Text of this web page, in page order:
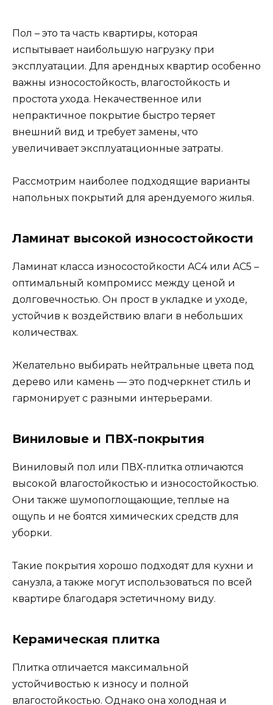
Пол – это та часть квартиры, которая
испытывает наибольшую нагрузку при
эксплуатации. Для арендных квартир особенно
важны износостойкость, влагостойкость и
простота ухода. Некачественное или
непрактичное покрытие быстро теряет
внешний вид и требует замены, что
увеличивает эксплуатационные затраты.
Рассмотрим наиболее подходящие варианты
напольных покрытий для арендуемого жилья.
Ламинат высокой износостойкости
Ламинат класса износостойкости AC4 или AC5 –
оптимальный компромисс между ценой и
долговечностью. Он прост в укладке и уходе,
устойчив к воздействию влаги в небольших
количествах.
Желательно выбирать нейтральные цвета под
дерево или камень — это подчеркнет стиль и
гармонирует с разными интерьерами.
Виниловые и ПВХ-покрытия
Виниловый пол или ПВХ-плитка отличаются
высокой влагостойкостью и износостойкостью.
Они также шумопоглощающие, теплые на
ощупь и не боятся химических средств для
уборки.
Такие покрытия хорошо подходят для кухни и
санузла, а также могут использоваться по всей
квартире благодаря эстетичному виду.
Керамическая плитка
Плитка отличается максимальной
устойчивостью к износу и полной
влагостойкостью. Однако она холодная и